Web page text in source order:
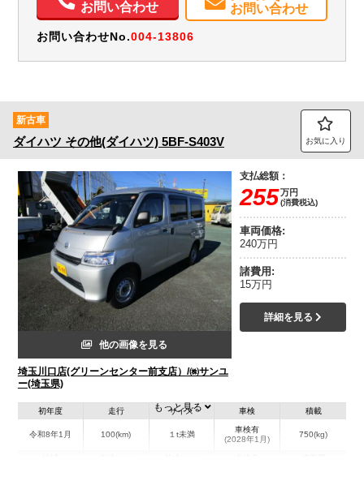
お問い合わせ
お問い合わせ
お問い合わせNo.004-13806
新古車
ダイハツ その他(ダイハツ) 5BF-S403V お気に入り
他の画像を見る
埼玉川口店(グリーンセンター前支店）/㈱サンユ
ー(埼玉県)
支払総額：
255万円
(消費税込)
車両価格:
240万円
諸費用:
15万円
詳細を見る
初年度
令和8年1月
走行
100(km)
サイズ
１t未満
車検
車検有
(2028年1月)
積載
750(kg)
もっと見る